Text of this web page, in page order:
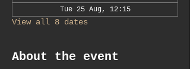
Tue 25 Aug, 12:15
View all 8 dates
About the event